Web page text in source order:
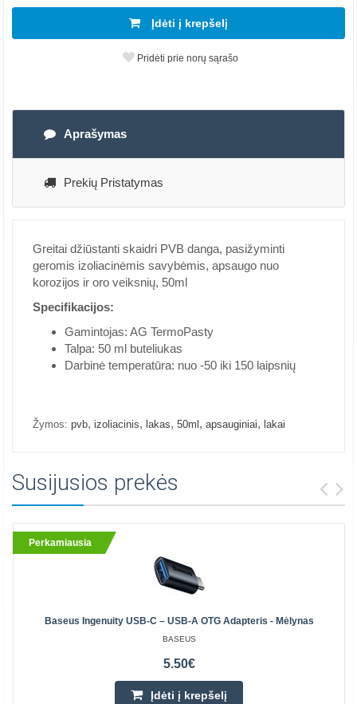
Įdėti į krepšelį
Pridėti prie norų sąrašo
Aprašymas
Prekių Pristatymas
Greitai džiūstanti skaidri PVB danga, pasižyminti
geromis izoliacinėmis savybėmis, apsaugo nuo
korozijos ir oro veiksnių, 50ml
Specifikacijos:
Gamintojas: AG TermoPasty
Talpa: 50 ml buteliukas
Darbinė temperatūra: nuo -50 iki 150 laipsnių
Žymos: pvb, izoliacinis, lakas, 50ml , apsauginiai, lakai
Susijusios prekės
Perkamiausia
Baseus Ingenuity USB-C – USB-A OTG Adapteris - Mėlynas
BASEUS
5.50€
Įdėti į krepšelį